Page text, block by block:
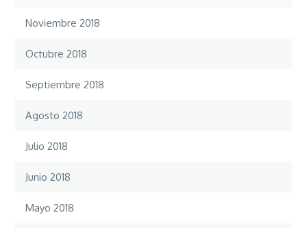
Noviembre 2018
Octubre 2018
Septiembre 2018
Agosto 2018
Julio 2018
Junio 2018
Mayo 2018